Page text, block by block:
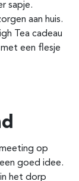
sapje.
aan huis.
Tea cadeau
een flesje
op
goed idee.
het dorp